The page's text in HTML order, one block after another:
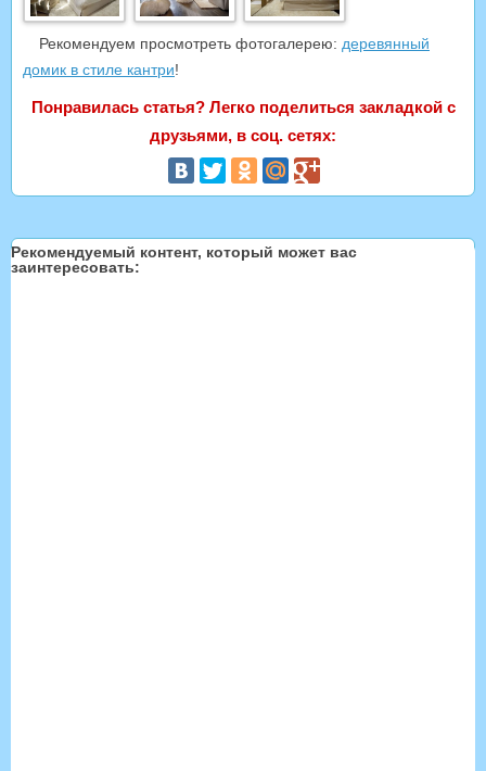
Рекомендуем просмотреть фотогалерею: деревянный
домик в стиле кантри!
Понравилась статья? Легко поделиться закладкой с
друзьями, в соц. сетях:
Рекомендуемый контент, который может вас
заинтересовать: